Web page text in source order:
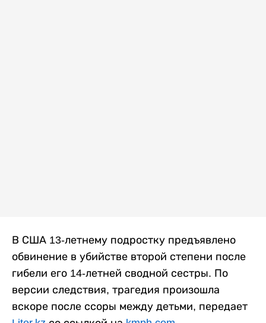
В США 13-летнему подростку предъявлено
обвинение в убийстве второй степени после
гибели его 14-летней сводной сестры. По
версии следствия, трагедия произошла
вскоре после ссоры между детьми, передает